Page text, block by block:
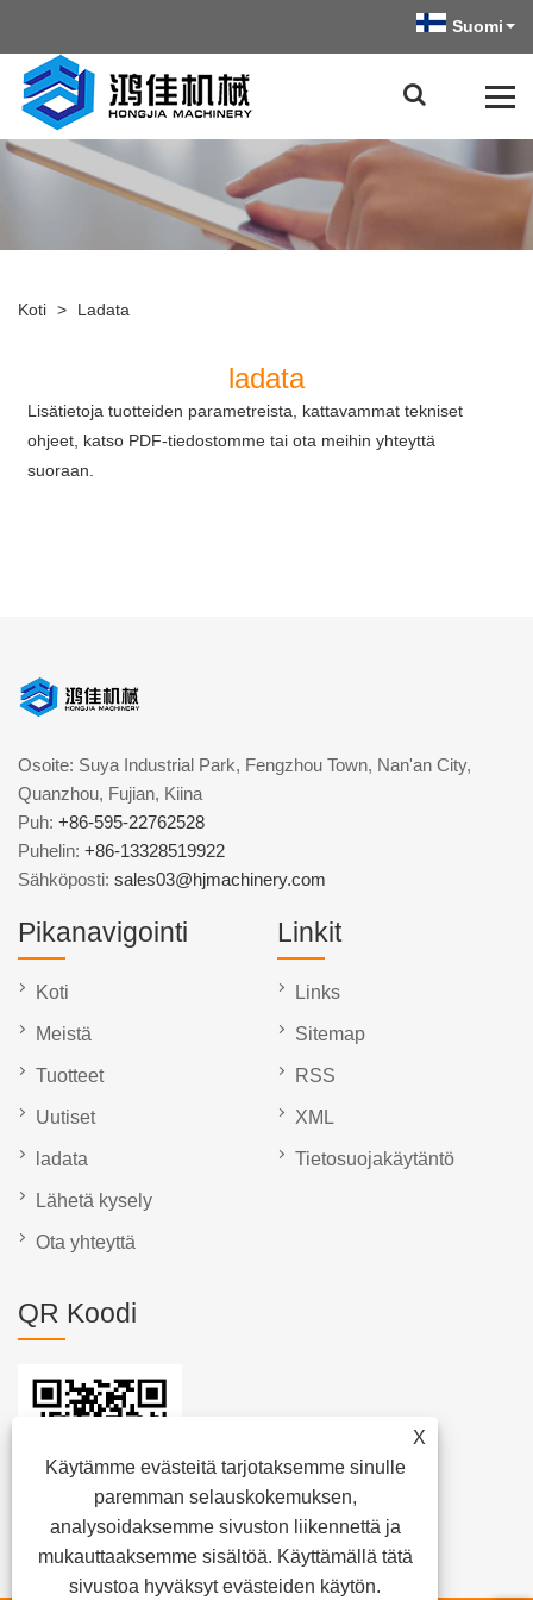
Suomi
Koti > Ladata
ladata
Lisätietoja tuotteiden parametreista, kattavammat tekniset
ohjeet, katso PDF-tiedostomme tai ota meihin yhteyttä
suoraan.
X
Käytämme evästeitä tarjotaksemme sinulle
paremman selauskokemuksen,
analysoidaksemme sivuston liikennettä ja
mukauttaaksemme sisältöä. Käyttämällä tätä
sivustoa hyväksyt evästeiden käytön.
Osoite: Suya Industrial Park, Fengzhou Town, Nan'an City,
Quanzhou, Fujian, Kiina
Puh: +86-595-22762528
Puhelin: +86-13328519922
Sähköposti: sales03@hjmachinery.com
Pikanavigointi
Koti
Meistä
Tuotteet
Uutiset
ladata
Lähetä kysely
Ota yhteyttä
Linkit
Links
Sitemap
RSS
XML
Tietosuojakäytäntö
QR Koodi